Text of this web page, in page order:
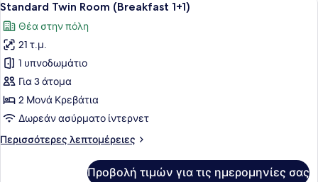
(Breakfast
όλων
των
φωτογραφιών
για
Standard
Twin
Room
(Breakfast
1+1)
8
Standard Twin Room (Breakfast 1+1)
Θέα στην πόλη
21 τ.μ.
1 υπνοδωμάτιο
Για 3 άτομα
2 Μονά Κρεβάτια
Δωρεάν ασύρματο ίντερνετ
Περισσότερες λεπτομέρειες
Περισσότερες
Προβολή τιμών για τις ημερομηνίες σας